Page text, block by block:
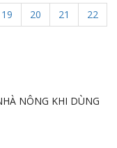
19 20 21
22
NÔNG KHI DÙNG